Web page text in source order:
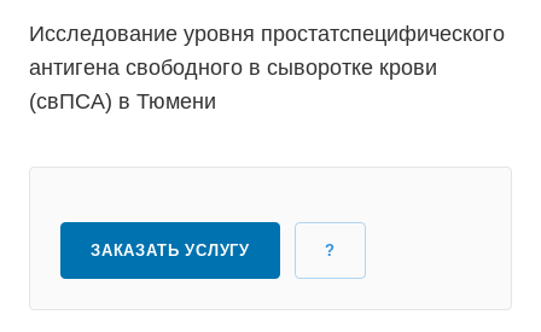
Исследование уровня простатспецифического
антигена свободного в сыворотке крови
(свПСА) в Тюмени
ЗАКАЗАТЬ УСЛУГУ ?